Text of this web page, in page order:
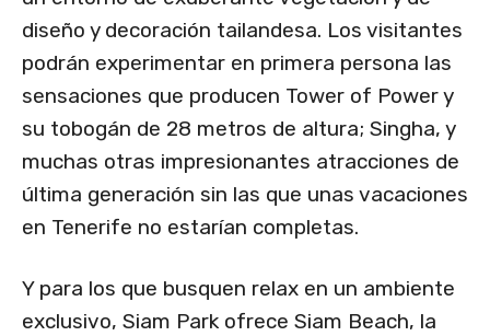
diseño y decoración tailandesa. Los visitantes
podrán experimentar en primera persona las
sensaciones que producen Tower of Power y
su tobogán de 28 metros de altura; Singha, y
muchas otras impresionantes atracciones de
última generación sin las que unas vacaciones
en Tenerife no estarían completas.
Y para los que busquen relax en un ambiente
exclusivo, Siam Park ofrece Siam Beach, la